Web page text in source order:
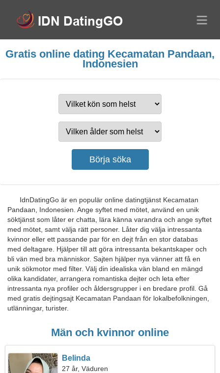
Gratis online dating Kecamatan Pandaan,
Indonesien
IdnDatingGo är en populär online datingtjänst Kecamatan
Pandaan, Indonesien. Ange syftet med mötet, använd en unik
söktjänst som låter er chatta, lära känna varandra och ange syftet
med mötet, samt välja rätt personer. Låter dig välja intressanta
kvinnor eller ett passande par för en dejt från en stor databas
med deltagare. Hjälper till att göra intressanta bekantskaper och
bli vän med bra människor. Sajten hjälper nya vänner att få en
unik sökmotor med filter. Välj din idealiska vän bland en mängd
olika kandidater, arrangera romantiska dejter och leta efter
intressanta nya profiler och åldersgrupper i en bredare profil. Gå
med gratis dejtingsajt Kecamatan Pandaan för lokalbefolkningen,
utlänningar, turister.
Män och kvinnor online
Belinda
27 år, Väduren